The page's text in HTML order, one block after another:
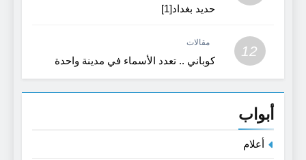
حديد بغداد[1]
12
مقالات
كوباني .. تعدد الأسماء في مدينة واحدة
أبواب
أعلام